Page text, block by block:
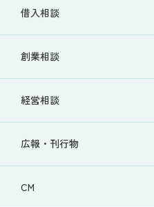
借入相談
創業相談
経営相談
広報・刊行物
CM